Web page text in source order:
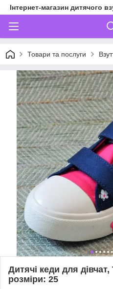
Інтернет-магазин дитячого
Товари та послуги
Дитячі кеди для
розміри: 25